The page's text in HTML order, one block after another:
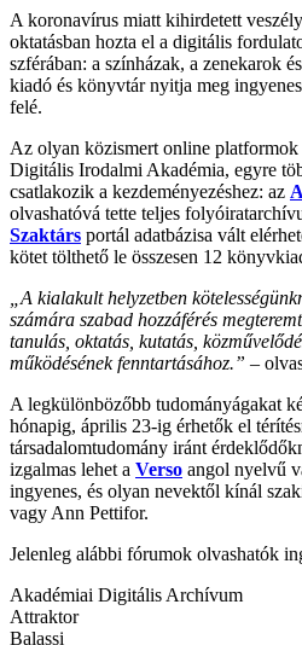
A koronavírus miatt kihirdetett
oktatásban hozta el a digitális
szférában: a színházak, a zenekarok
kiadó és könyvtár nyitja meg
felé.
Az olyan közismert online
Digitális Irodalmi Akadémia, egyre
csatlakozik a kezdeményezéshez: az
olvashatóvá tette teljes
Szaktárs portál adatbázisa vált
kötet tölthető le összesen 12
„A kialakult helyzetben
számára szabad hozzáférés
tanulás, oktatás, kutatás,
működésének fenntartásához.” –
A legkülönbözőbb tudományágakat
hónapig, április 23-ig érhetők el
társadalomtudomány iránt
izgalmas lehet a Verso angol nyelvű
ingyenes, és olyan nevektől kínál
vagy Ann Pettifor.
Jelenleg alábbi fórumok olvashatók
Akadémiai Digitális Archívum
Attraktor
Balassi